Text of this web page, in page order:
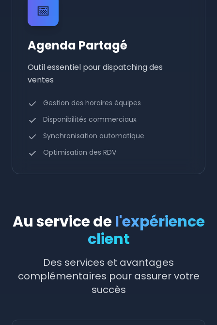
📅
Agenda Partagé
Outil essentiel pour dispatching des
ventes
Gestion des horaires équipes
Disponibilités commerciaux
Synchronisation automatique
Optimisation des RDV
Au service de l'expérience
client
Des services et avantages
complémentaires pour assurer votre
succès